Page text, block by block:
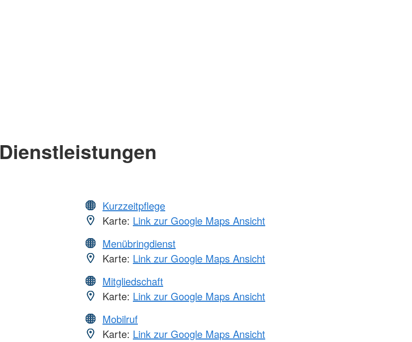
Dienstleistungen
Kurzzeitpflege
Karte: Link zur Google Maps Ansicht
Menübringdienst
Karte: Link zur Google Maps Ansicht
Mitgliedschaft
Karte: Link zur Google Maps Ansicht
Mobilruf
Karte: Link zur Google Maps Ansicht